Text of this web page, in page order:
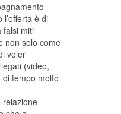
è di
falsi miti
non solo come
voler
(video,
tempo molto
relazione